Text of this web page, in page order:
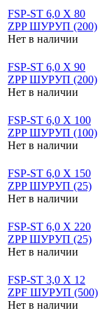
FSP-ST 6,0 X 80
ZPP ШУРУП (200)
Нет в наличии
FSP-ST 6,0 X 90
ZPP ШУРУП (200)
Нет в наличии
FSP-ST 6,0 X 100
ZPP ШУРУП (100)
Нет в наличии
FSP-ST 6,0 X 150
ZPP ШУРУП (25)
Нет в наличии
FSP-ST 6,0 X 220
ZPP ШУРУП (25)
Нет в наличии
FSP-ST 3,0 X 12
ZPF ШУРУП (500)
Нет в наличии